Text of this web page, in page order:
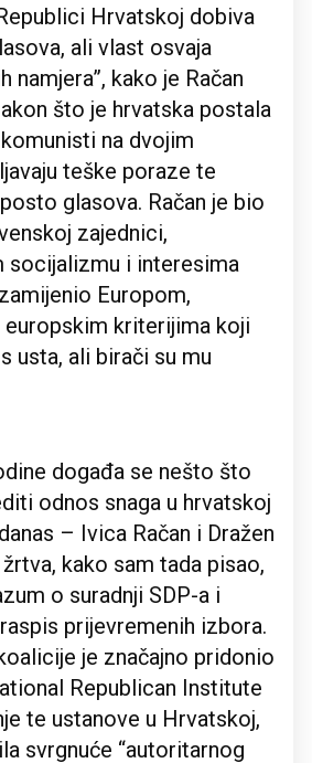
Hrvatskoj dobiva
ali vlast osvaja
namjera”, kako je Račan
što je hrvatska postala
na dvojim
teške poraze te
glasova. Račan je bio
zajednici,
socijalizmu i interesima
Europom,
kriterijima koji
usta, ali birači su mu
događa se nešto što
odnos snaga u hrvatskoj
– Ivica Račan i Dražen
kako sam tada pisao,
o suradnji SDP-a i
prijevremenih izbora.
je značajno pridonio
Republican Institute
te ustanove u Hrvatskoj,
svrgnuće “autoritarnog